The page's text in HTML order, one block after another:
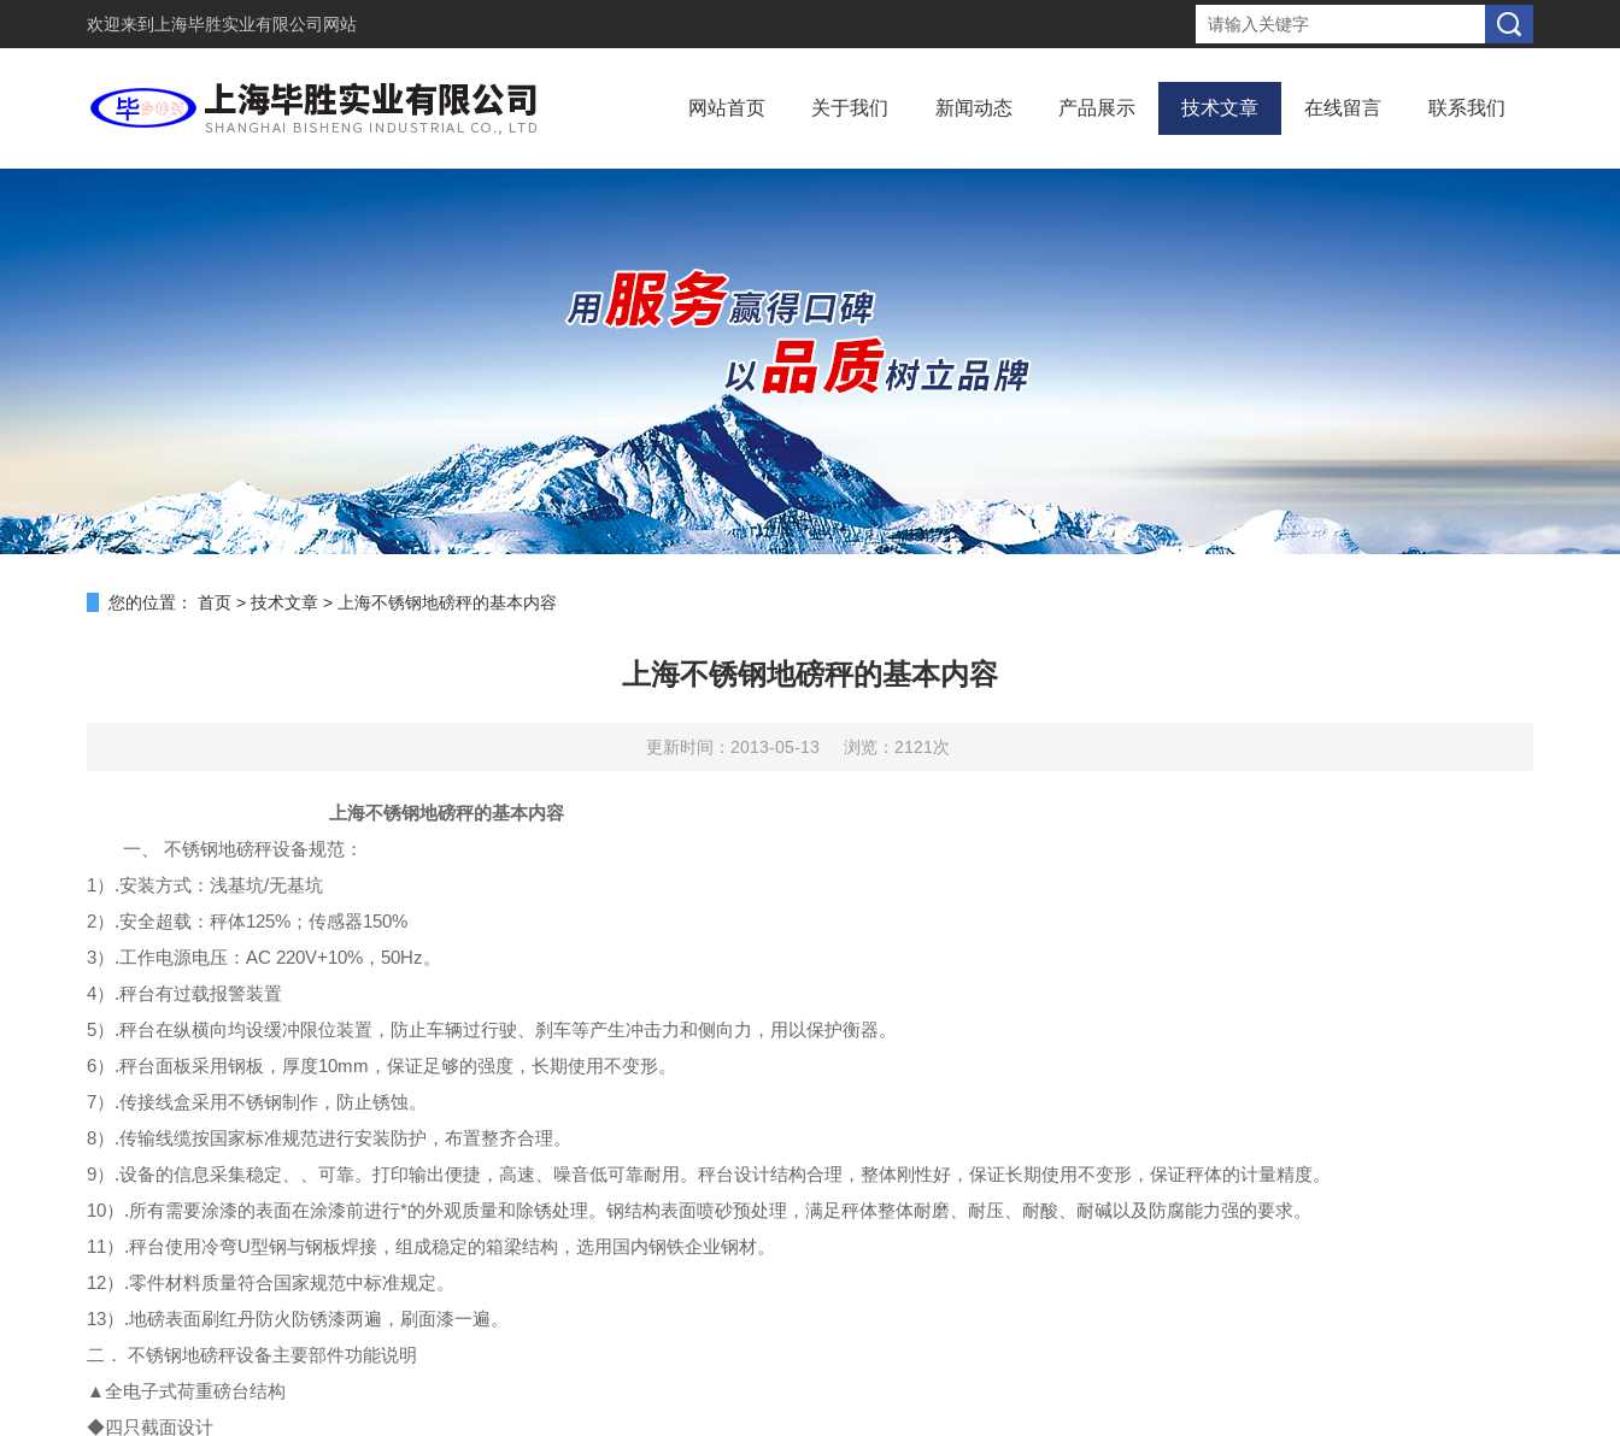
欢迎来到 上海毕胜实业有限公司网站
网站首页 关于我们 新闻动态 产品展示 技术文章 在线留言 联系我们
您的位置： 首页 > 技术文章 > 上海不锈钢地磅秤的基本内容
上海不锈钢地磅秤的基本内容
更新时间：2013-05-13 浏览：2121次
上海不锈钢地磅秤的基本内容
一、 不锈钢地磅秤设备规范：
1）.安装方式：浅基坑/无基坑
2）.安全超载：秤体125%；传感器150%
3）.工作电源电压：AC 220V+10%，50Hz。
4）.秤台有过载报警装置
5）.秤台在纵横向均设缓冲限位装置，防止车辆过行驶、刹车等产生冲击力和侧向力，用以保护衡器。
6）.秤台面板采用钢板，厚度10mm，保证足够的强度，长期使用不变形。
7）.传接线盒采用不锈钢制作，防止锈蚀。
8）.传输线缆按国家标准规范进行安装防护，布置整齐合理。
9）.设备的信息采集稳定、、可靠。打印输出便捷，高速、噪音低可靠耐用。秤台设计结构合理，整体刚性好，保证长期使用不变形，保证秤体的计量精度。
10）.所有需要涂漆的表面在涂漆前进行*的外观质量和除锈处理。钢结构表面喷砂预处理，满足秤体整体耐磨、耐压、耐酸、耐碱以及防腐能力强的要求。
11）.秤台使用冷弯U型钢与钢板焊接，组成稳定的箱梁结构，选用国内钢铁企业钢材。
12）.零件材料质量符合国家规范中标准规定。
13）.地磅表面刷红丹防火防锈漆两遍，刷面漆一遍。
二． 不锈钢地磅秤设备主要部件功能说明
▲全电子式荷重磅台结构
◆四只截面设计